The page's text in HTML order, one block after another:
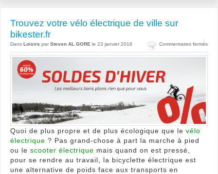
Trouvez votre vélo électrique de ville sur
bikester.fr
Dans Loisirs par Steven AL GORE le 23 janvier 2018 Commentaires ferméssur
Quoi de plus propre et de plus écologique que le vélo
électrique ? Pas grand-chose à part la marche à pied
ou le scooter électrique mais quand on est pressé,
pour se rendre au travail, la bicyclette électrique est
une alternative de poids face aux transports en